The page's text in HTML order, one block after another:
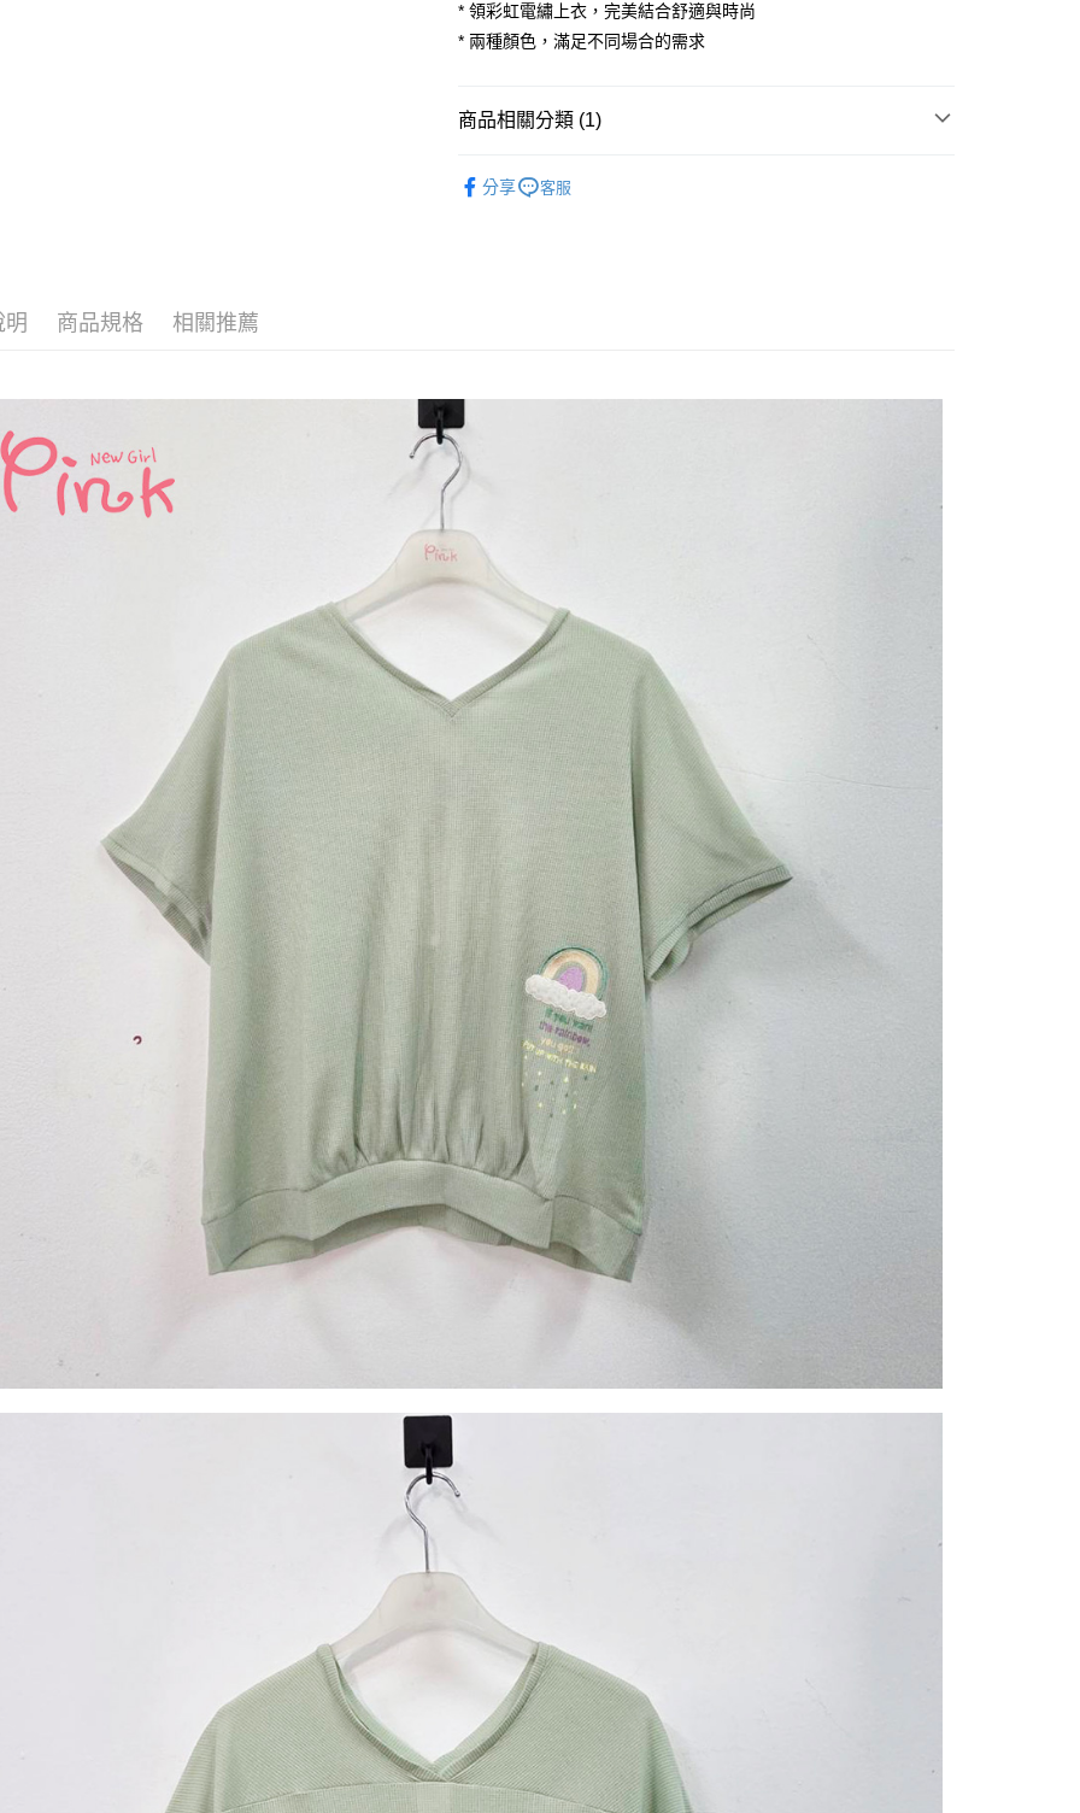
Apple Pay
悠遊付
相關說明
付」結帳頁面，進行簡訊認證並確認金額後，即可完成結帳。
先享後付繳納相關費用。
※ 交易是否成功請以「AFTEE先享後付 」之結帳頁面顯示為準，若有關於
是否繳費成功／繳費後需取消欲退款等相關疑問，請聯繫「AFTEE先享後
付客戶支援中心」
【注意事項】
１．透過由恩沛科技股份有限公司提供之「AFTEE先享後付」服務完成之
交易，需依本服務之必要範圍內提供個人資料，並將交易相關給付款項請
求債權轉讓予恩沛科技股份有限公司。
２．關於個人資料處理事宜，請瀏覽以下網址：
https://aftee.tw/terms/#terms3
３．未成年的使用者請事先徵得法定代理人或監護人之同意方可使用
「AFTEE先享後付」，若未經同意申辦者引起之損失，本公司不負相關責
任。
４．使用「AFTEE先享後付」時，將依據個別帳號之用戶狀況，依本公司
即時審查核予不同之上限額度；若仍有額度不足之情形，本公司將視審查
結果請求用戶進行身份認證。
５．嚴禁一人註冊多個帳號或使用他人資訊註冊。若發現惡意使用之情
形，恩沛科技股份有限公司將有權停止該用戶之使用額度並採取法律行
動。
7-11付款取貨
每筆NT$80，滿NT$1,200(含以上)免運費
宅配
每筆NT$80，滿NT$1,200(含以上)免運費
付款後門市自取
免運費
* 領彩虹電繡上衣，完美結合舒適與時尚
* 兩種顏色，滿足不同場合的需求
商品相關分類 (1)
分享
客服
明 商品規格 相關推薦